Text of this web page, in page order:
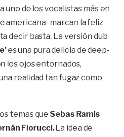
uno de los vocalistas más en
americana- marcan la feliz
decir basta. La versión dub
es una pura delicia de deep-
los ojos entornados,
realidad tan fugaz como
temas queSebas Ramis
Fiorucci.La idea de